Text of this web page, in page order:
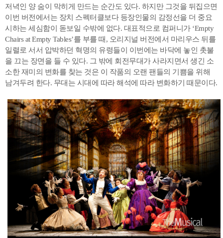
저녁인 양 숨이 막히게 만드는 순간도 있다. 하지만 그것을 뒤집으면
이번 버전에서는 장치 스펙터클보다 등장인물의 감정선을 더 중요
시하는 세심함이 돋보일 수밖에 없다. 대표적으로 컴퍼니가 ‘Empty
Chairs at Empty Tables’를 부를 때, 오리지널 버전에서 마리우스 뒤를
일렬로 서서 압박하던 혁명의 유령들이 이번에는 바닥에 놓인 촛불
을 끄는 장면을 들 수 있다. 그 밖에 회전무대가 사라지면서 생긴 소
소한 재미의 변화를 찾는 것은 이 작품의 오랜 팬들의 기쁨을 위해
남겨두려 한다. 무대는 시대에 따라 해석에 따라 변화하기 때문이다.